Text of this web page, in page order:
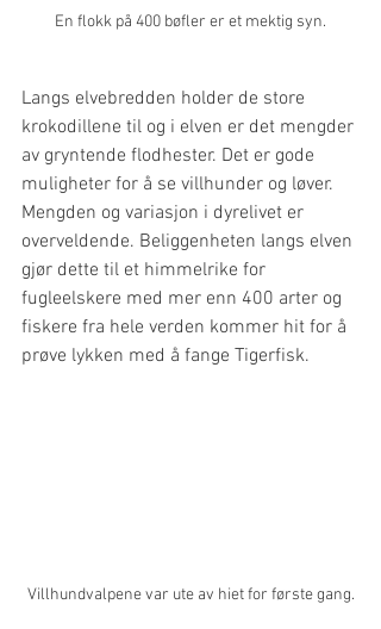
En flokk på 400 bøfler er et mektig syn.
Langs elvebredden holder de store
krokodillene til og i elven er det mengder
av gryntende flodhester. Det er gode
muligheter for å se villhunder og løver.
Mengden og variasjon i dyrelivet er
overveldende. Beliggenheten langs elven
gjør dette til et himmelrike for
fugleelskere med mer enn 400 arter og
fiskere fra hele verden kommer hit for å
prøve lykken med å fange Tigerfisk.
Villhundvalpene var ute av hiet for første gang.